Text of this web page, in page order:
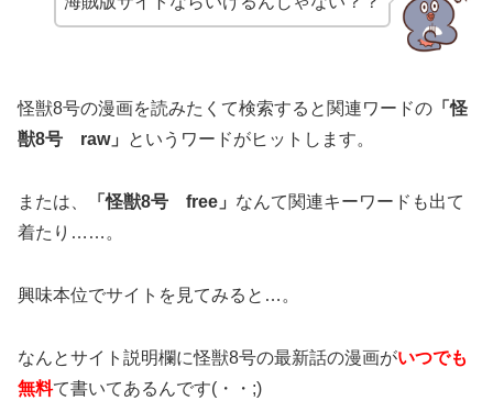
怪獣8号の漫画を読みたくて検索すると関連ワードの 「怪
獣8号 raw」
というワードがヒットします。
または、 「怪獣8号 free」 なんて関連キーワードも出て
着たり……。
興味本位でサイトを見てみると…。
なんとサイト説明欄に怪獣8号の最新話の漫画がいつでも
無料て書いてあるんです(・・;)